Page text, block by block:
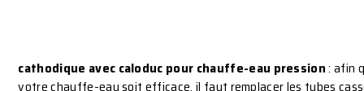
cathodique avec caloduc pour chauffe-eau pression: afin
votre chauffe-eau soit efficace, il faut remplacer les tubes